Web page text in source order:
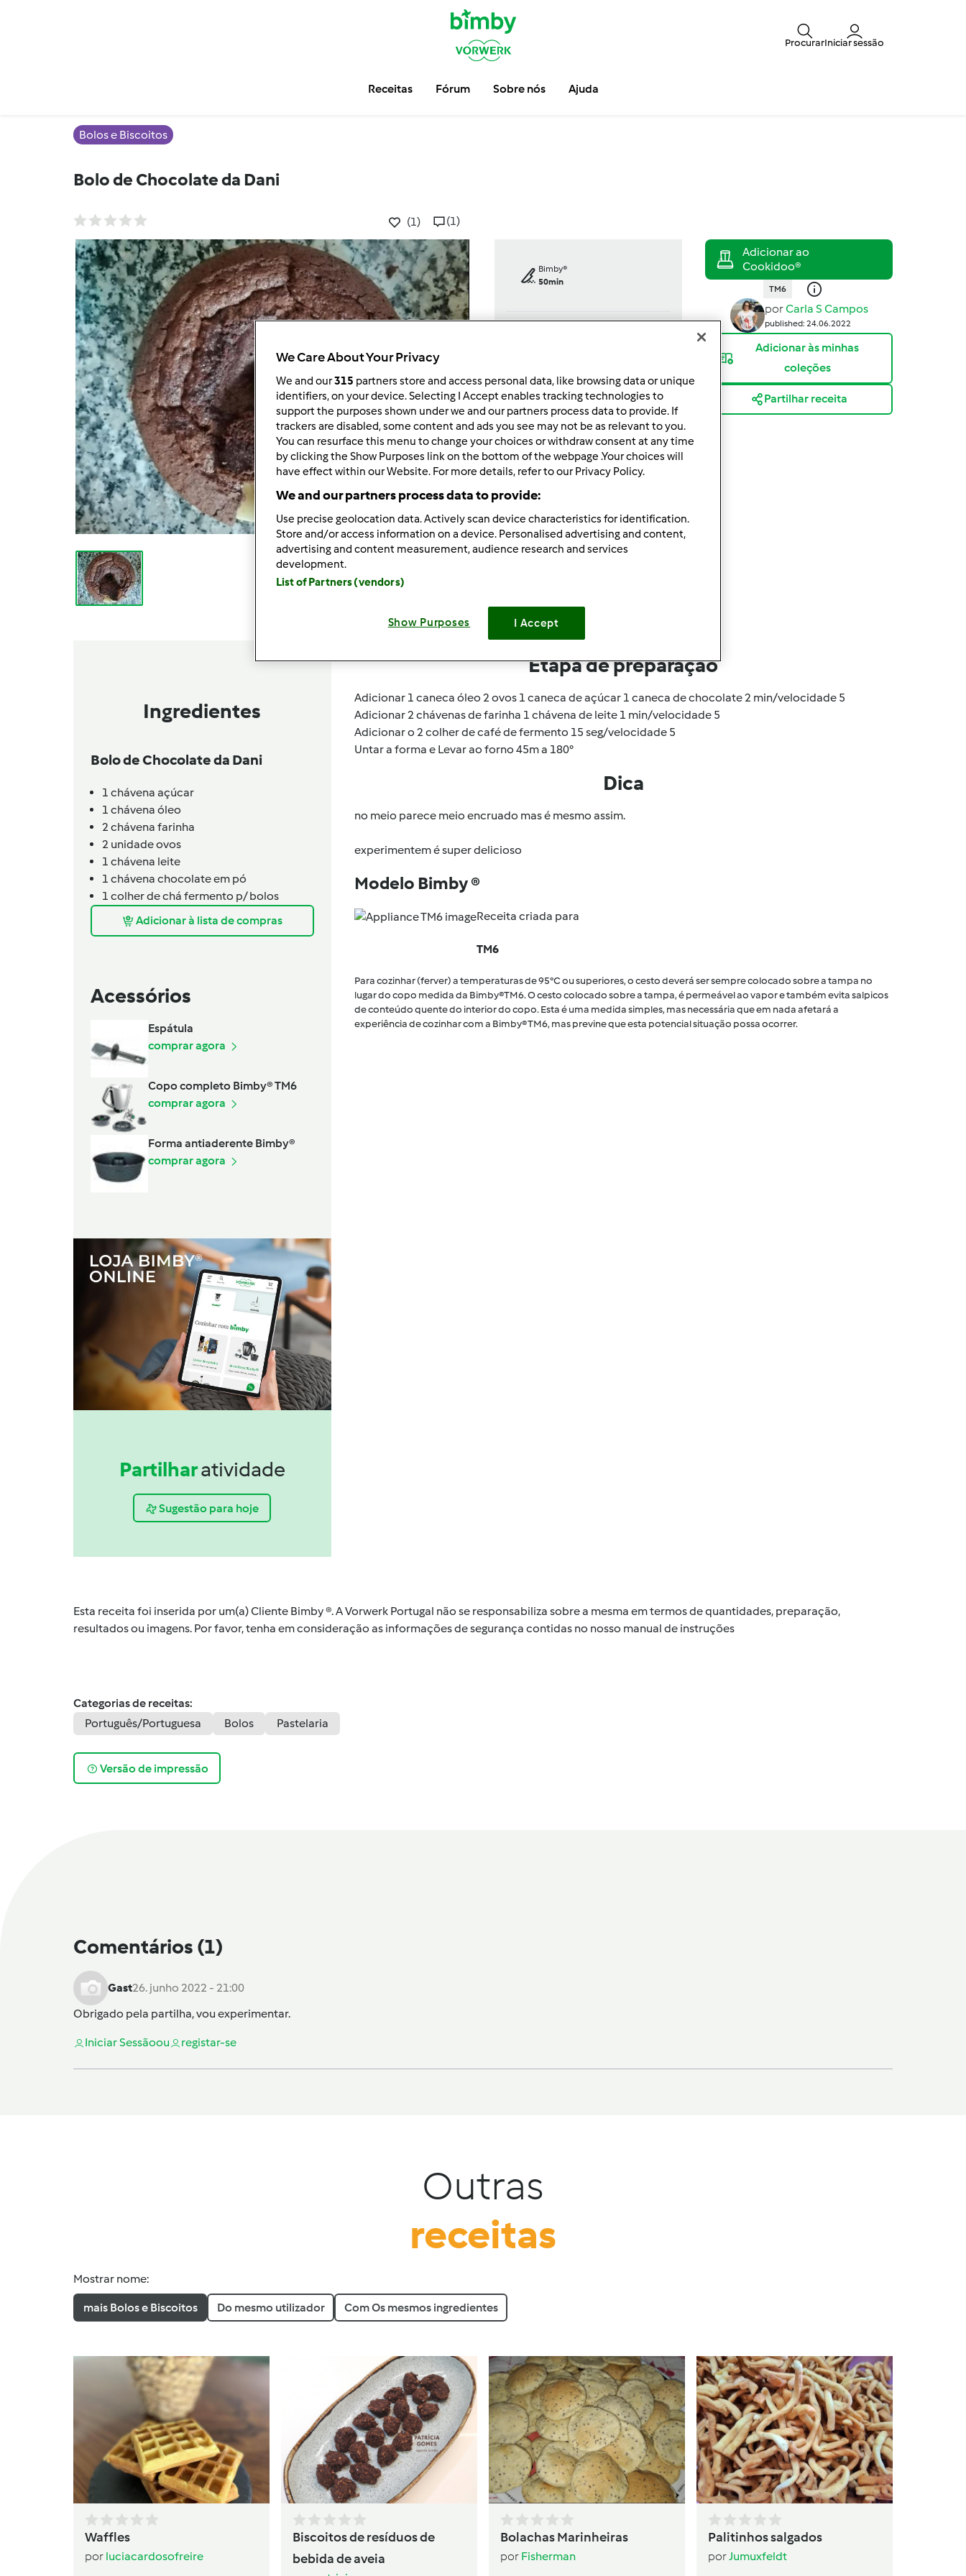
ProcurarIniciar sessão
Receitas Fórum Sobre nós Ajuda
Bolos e Biscoitos
Bolo de Chocolate da Dani
(1) (1)
Bimby®
50min
dose/s
1frasco/s
Fácil
TM6
porCarla S Campos
published: 24.06.2022
Adicionar às minhas
coleções
Partilhar receita
Ingredientes
Bolo de Chocolate da Dani
1 chávena açúcar
1 chávena óleo
2chávena farinha
2 unidadeovos
1 chávena leite
1 chávena chocolate em pó
1 colher de chá fermento p/ bolos
Adicionar à lista de compras
Acessórios
Espátula
comprar agora
Copo completo Bimby® TM6
comprar agora
Forma antiaderente Bimby®
comprar agora
Partilharatividade
Sugestão para hoje
Etapa de preparação
Adicionar 1 caneca óleo 2 ovos 1 caneca de açúcar 1 caneca de chocolate 2 min/velocidade 5
Adicionar 2 chávenas de farinha 1 chávena de leite 1 min/velocidade 5
Adicionar o 2 colher de café de fermento 15 seg/velocidade 5
Untar a forma e Levar ao forno 45m a 180°
Dica
no meio parece meio encruado mas é mesmo assim.
experimentem é super delicioso
Modelo Bimby ®
Receita criada para
TM6
Para cozinhar (ferver) a temperaturas de 95°C ou superiores, o cesto deverá ser sempre colocado sobre a tampa no
lugar do copo medida da Bimby®TM6. O cesto colocado sobre a tampa, é permeável ao vapor e também evita salpicos
de conteúdo quente do interior do copo. Esta é uma medida simples, mas necessária que em nada afetará a
experiência de cozinhar com a Bimby® TM6, mas previne que esta potencial situação possa ocorrer.
Esta receita foi inserida por um(a) Cliente Bimby ®. A Vorwerk Portugal não se responsabiliza sobre a mesma em termos de quantidades, preparação,
resultados ou imagens. Por favor, tenha em consideração as informações de segurança contidas no nosso manual de instruções
Categorias de receitas:
Português/Portuguesa
Bolos Pastelaria
Versão de impressão
Comentários (1)
Gast26. junho 2022 - 21:00
Obrigado pela partilha, vou experimentar.
Iniciar Sessãoou registar-se
Outras
receitas
Mostrar nome:
mais Bolos e Biscoitos Do mesmo utilizador Com Os mesmos ingredientes
Waffles
por luciacardosofreire
Biscoitos de resíduos de
bebida de aveia
Bolachas Marinheiras
por Fisherman
Palitinhos salgados
porJumuxfeldt
We Care About Your Privacy
We and our315 partners store and access personal data, like browsing data or unique
identifiers, on your device. Selecting I Accept enables tracking technologies to
support the purposes shown under we and our partners process data to provide. If
trackers are disabled, some content and ads you see may not be as relevant to you.
You can resurface this menu to change your choices or withdraw consent at any time
by clicking the Show Purposes link on the bottom of the webpage .Your choices will
have effect within our Website. For more details, refer to our Privacy Policy.
We and our partners process data to provide:
Use precise geolocation data. Actively scan device characteristics for identification.
Store and/or access information on a device. Personalised advertising and content,
advertising and content measurement, audience research and services
development.
List of Partners (vendors)
Show Purposes I Accept